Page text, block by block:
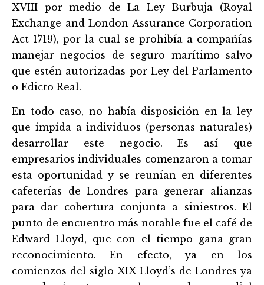
XVIII por medio de La Ley Burbuja (Royal
Exchange and London Assurance Corporation
Act 1719), por la cual se prohibía a compañías
manejar negocios de seguro marítimo salvo
que estén autorizadas por Ley del Parlamento
o Edicto Real.
En todo caso, no había disposición en la ley
que impida a individuos (personas naturales)
desarrollar este negocio. Es así que
empresarios individuales comenzaron a tomar
esta oportunidad y se reunían en diferentes
cafeterías de Londres para generar alianzas
para dar cobertura conjunta a siniestros. El
punto de encuentro más notable fue el café de
Edward Lloyd, que con el tiempo gana gran
reconocimiento. En efecto, ya en los
comienzos del siglo XIX Lloyd’s de Londres ya